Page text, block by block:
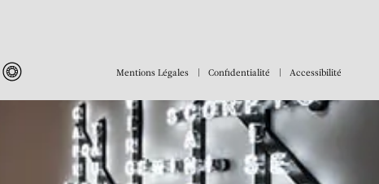
Mentions Légales Confidentialité Accessibilité